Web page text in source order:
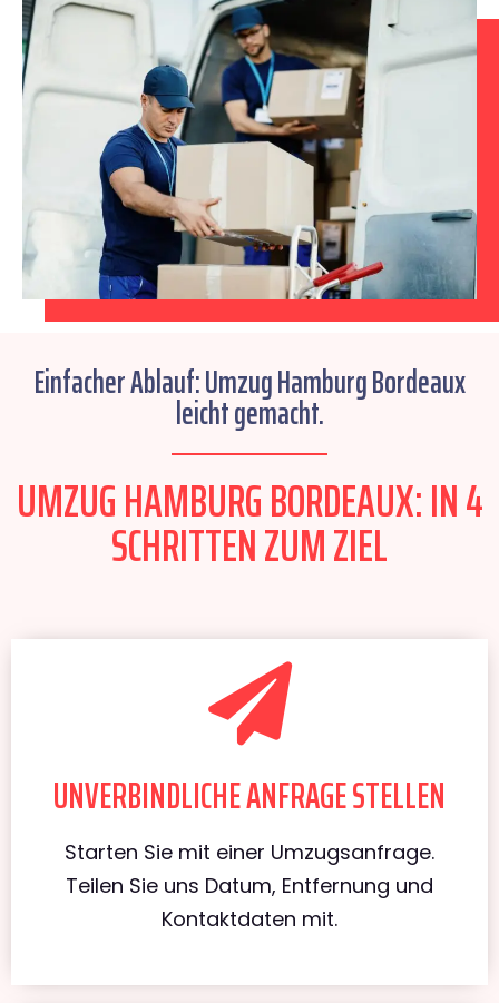
Einfacher Ablauf: Umzug Hamburg Bordeaux
leicht gemacht.
UMZUG HAMBURG BORDEAUX: IN 4
SCHRITTEN ZUM ZIEL
UNVERBINDLICHE ANFRAGE STELLEN
Starten Sie mit einer Umzugsanfrage.
Teilen Sie uns Datum, Entfernung und
Kontaktdaten mit.